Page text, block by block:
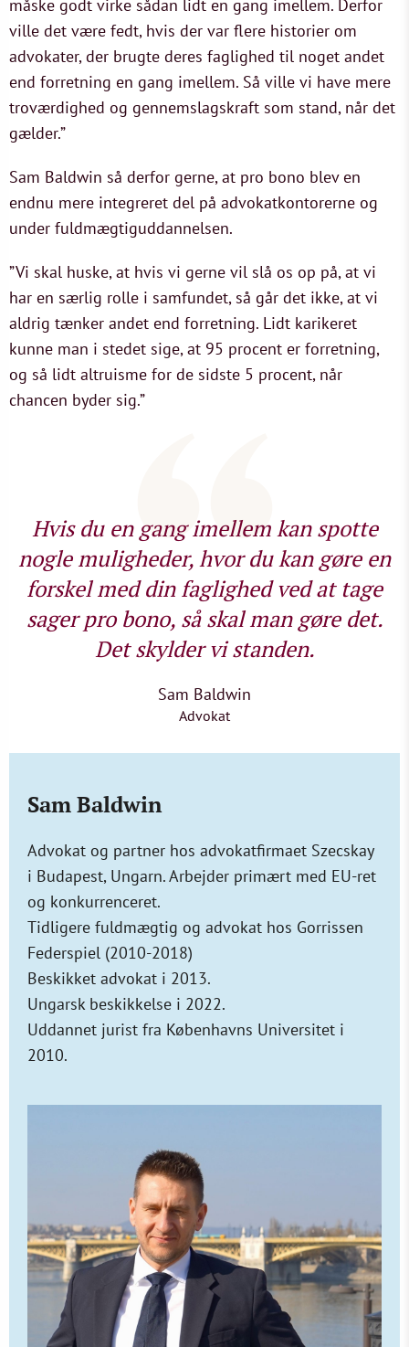
måske godt virke sådan lidt en gang imellem. Derfor
ville det være fedt, hvis der var flere historier om
advokater, der brugte deres faglighed til noget andet
end forretning en gang imellem. Så ville vi have mere
troværdighed og gennemslagskraft som stand, når det
gælder.”
Sam Baldwin så derfor gerne, at pro bono blev en
endnu mere integreret del på advokatkontorerne og
under fuldmægtiguddannelsen.
”Vi skal huske, at hvis vi gerne vil slå os op på, at vi
har en særlig rolle i samfundet, så går det ikke, at vi
aldrig tænker andet end forretning. Lidt karikeret
kunne man i stedet sige, at 95 procent er forretning,
og så lidt altruisme for de sidste 5 procent, når
chancen byder sig.”
Hvis du en gang imellem kan spotte
nogle muligheder, hvor du kan gøre en
forskel med din faglighed ved at tage
sager pro bono, så skal man gøre det.
Det skylder vi standen.
Sam Baldwin
Advokat
Sam Baldwin
Advokat og partner hos advokatfirmaet Szecskay
i Budapest, Ungarn. Arbejder primært med EU-ret
og konkurrenceret.
Tidligere fuldmægtig og advokat hos Gorrissen
Federspiel (2010-2018)
Beskikket advokat i 2013.
Ungarsk beskikkelse i 2022.
Uddannet jurist fra Københavns Universitet i
2010.